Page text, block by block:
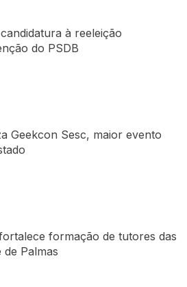
à reeleição
do PSDB
Geekcon Sesc, maior evento
formação de tutores das
de Palmas